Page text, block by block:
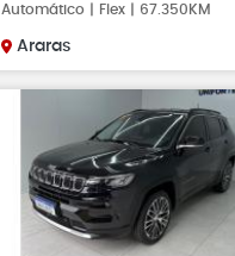
Automático | Flex | 67.350KM
Araras